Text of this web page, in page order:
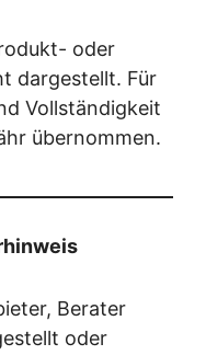
oder
dargestellt. Für
Vollständigkeit
übernommen.
Berater
oder